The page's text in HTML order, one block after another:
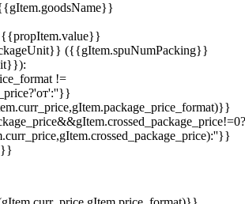
({{gItem.spuNumPacking}}
!=